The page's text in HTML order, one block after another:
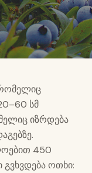
სმ
იზრდება
450
ოთხი: